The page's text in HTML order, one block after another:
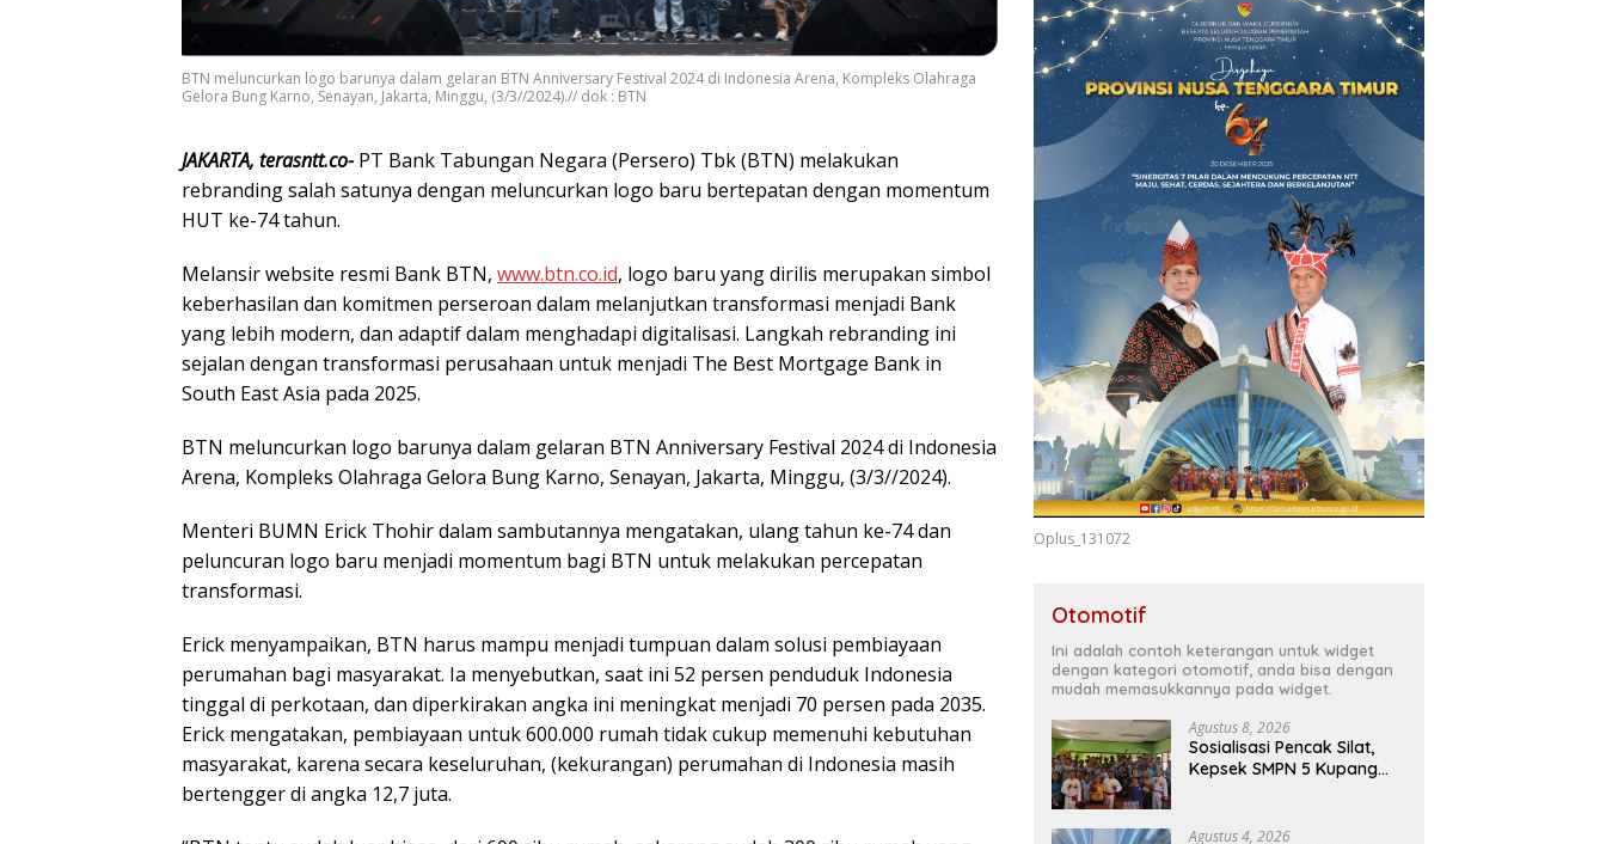
BTN meluncurkan logo barunya dalam gelaran BTN Anniversary Festival 2024 di Indonesia Arena, Kompleks Olahraga
Gelora Bung Karno, Senayan, Jakarta, Minggu, (3/3//2024).// dok : BTN
JAKARTA, terasntt.co- PT Bank Tabungan Negara (Persero) Tbk (BTN) melakukan
rebranding salah satunya dengan meluncurkan logo baru bertepatan dengan momentum
HUT ke-74 tahun.
Melansir website resmi Bank BTN, www.btn.co.id, logo baru yang dirilis merupakan simbol
keberhasilan dan komitmen perseroan dalam melanjutkan transformasi menjadi Bank
yang lebih modern, dan adaptif dalam menghadapi digitalisasi. Langkah rebranding ini
sejalan dengan transformasi perusahaan untuk menjadi The Best Mortgage Bank in
South East Asia pada 2025.
BTN meluncurkan logo barunya dalam gelaran BTN Anniversary Festival 2024 di Indonesia
Arena, Kompleks Olahraga Gelora Bung Karno, Senayan, Jakarta, Minggu, (3/3//2024).
Menteri BUMN Erick Thohir dalam sambutannya mengatakan, ulang tahun ke-74 dan
peluncuran logo baru menjadi momentum bagi BTN untuk melakukan percepatan
transformasi.
Erick menyampaikan, BTN harus mampu menjadi tumpuan dalam solusi pembiayaan
perumahan bagi masyarakat. Ia menyebutkan, saat ini 52 persen penduduk Indonesia
tinggal di perkotaan, dan diperkirakan angka ini meningkat menjadi 70 persen pada 2035.
Erick mengatakan, pembiayaan untuk 600.000 rumah tidak cukup memenuhi kebutuhan
masyarakat, karena secara keseluruhan, (kekurangan) perumahan di Indonesia masih
bertengger di angka 12,7 juta.
Oplus_131072
Otomotif
Ini adalah contoh keterangan untuk widget
dengan kategori otomotif, anda bisa dengan
mudah memasukkannya pada widget.
Agustus 8, 2026
Sosialisasi Pencak Silat,
Kepsek SMPN 5 Kupang
Ekstrakurikuler
Agustus 4, 2026